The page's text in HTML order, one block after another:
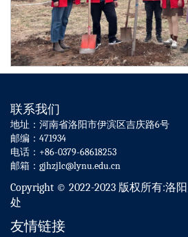
联系我们
地址：河南省洛阳市伊滨区吉庆路6号
邮编：471934
电话：+86-0379-68618253
邮箱：gjhzjlc@lynu.edu.cn
Copyright © 2022-2023 版权所有:洛
处
友情链接